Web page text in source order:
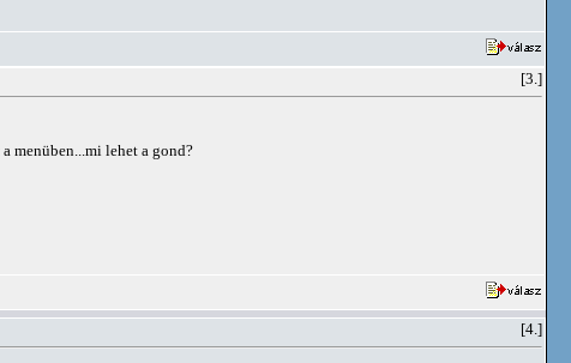
[3.]
menüben...mi lehet a gond?
[4.]